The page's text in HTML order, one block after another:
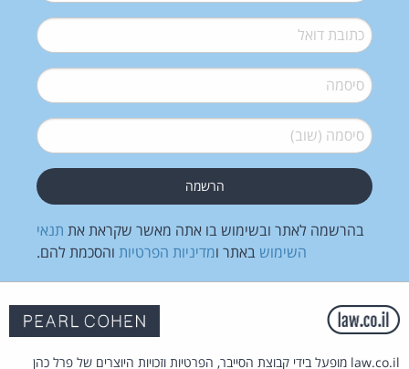
דואל*
סיסמה*
סיסמה (שוב)*
בהרשמה לאתר ובשימוש בו אתה מאשר שקראת את תנאי
השימוש באתר ומדיניות הפרטיות והסכמת להם.
law.co.il מופעל בידי קבוצת הסייבר, הפרטיות וזכויות היוצרים של פרל כהן